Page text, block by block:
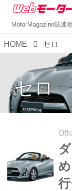
MotorMagazine誌連
HOME セロ
セロ
行